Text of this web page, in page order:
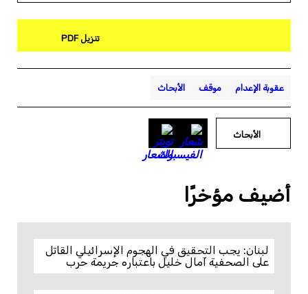
تنزيل PDF
عقوبة الإعدام موقف الأبحاث
الأبحاث
أضيف مؤخرًا
لبنان: يجب التحقيق في الهجوم الإسرائيلي القاتل
على الصحفية آمال خليل باعتباره جريمة حرب